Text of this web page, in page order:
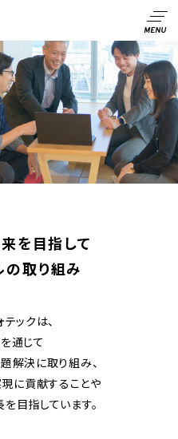
を目指して
取り組み
ックは、
通じて
解決に取り組み、
に貢献することや
目指しています。